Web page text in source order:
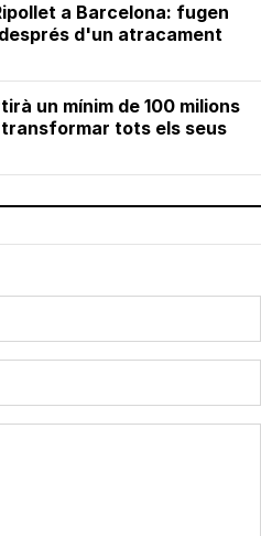
a Barcelona: fugen
d'un atracament
un mínim de 100 milions
tots els seus